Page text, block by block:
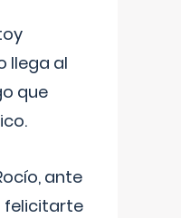
llega al
que
ante
felicitarte